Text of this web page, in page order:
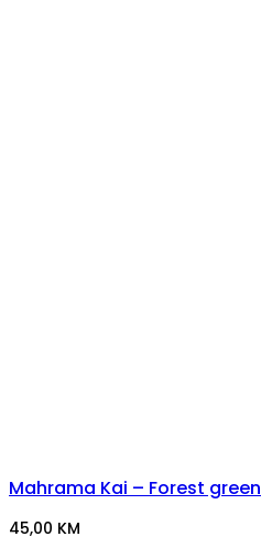
Mahrama Kai – Forest green
45,00 KM